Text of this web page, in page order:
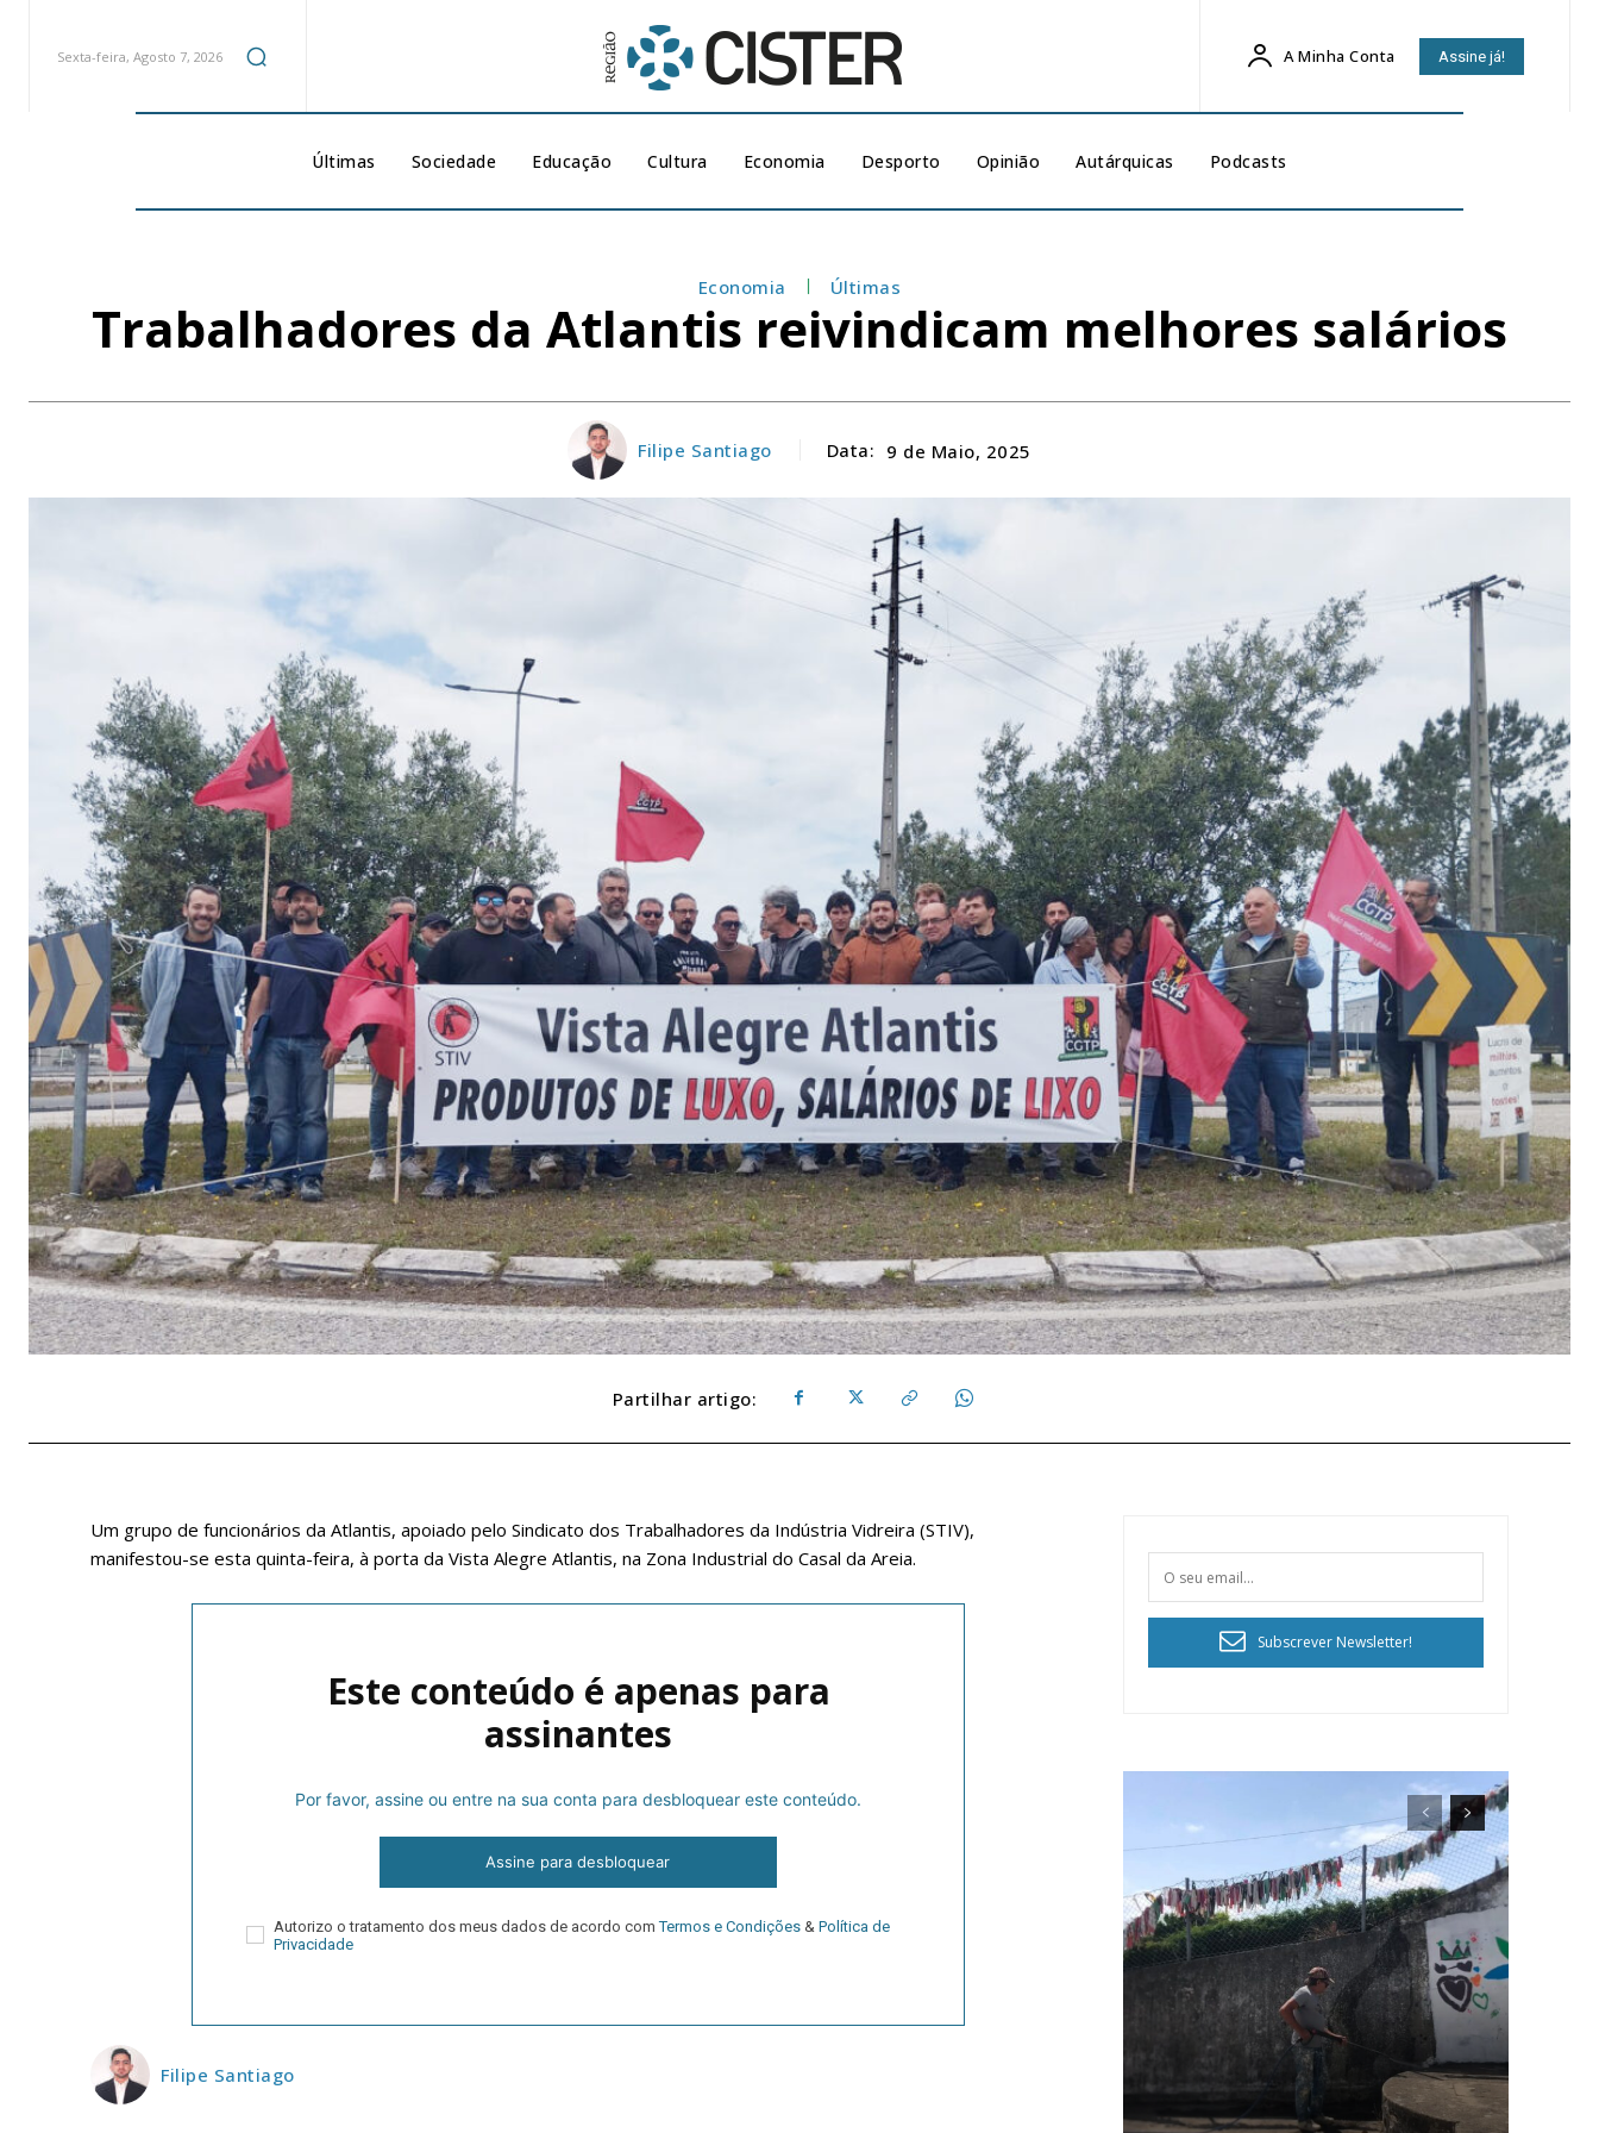
Planos de Assinatura
Faça-se assinante do Região de Cister e ajude-nos a manter este serviço público!
Sexta-feira, Agosto 7, 2026 A Minha Conta Assine já!
Últimas Sociedade Educação Cultura Economia Desporto Opinião Autárquicas Podcasts
Economia Últimas
Trabalhadores da Atlantis reivindicam melhores salários
Filipe Santiago Data: 9 de Maio, 2025
Partilhar artigo:
Um grupo de funcionários da Atlantis, apoiado pelo Sindicato dos Trabalhadores da Indústria Vidreira (STIV),
manifestou-se esta quinta-feira, à porta da Vista Alegre Atlantis, na Zona Industrial do Casal da Areia.
Este conteúdo é apenas para
assinantes
Por favor, assine ou entre na sua conta para desbloquear este conteúdo.
Assine para desbloquear
Autorizo o tratamento dos meus dados de acordo comTermos e Condições & Política de
Privacidade
Filipe Santiago
Subscrever Newsletter!